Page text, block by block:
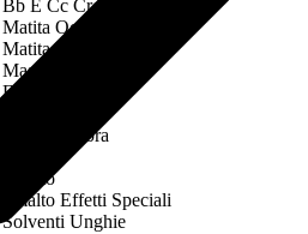
Bb E Cc Cream
Matita Occhi
Matita Sopracciglia
Mascara
Eyeliner
Matita Labbra
Smalto
Smalto Effetti Speciali
Solventi Unghie